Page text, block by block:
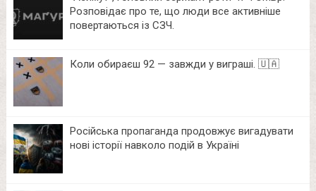
Розповідає про те, що люди все активніше
повертаються із СЗЧ.
Коли обираєш 92 — завжди у виграші. 🇺🇦
Російська пропаганда продовжує вигадувати
нові історії навколо подій в Україні